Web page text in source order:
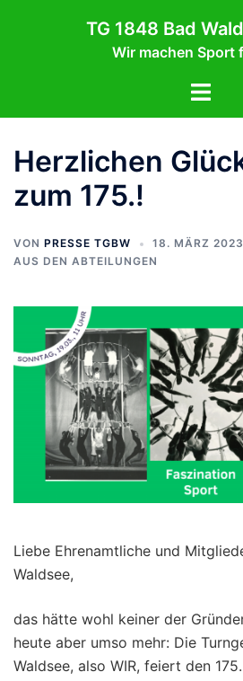
TG 1848 Bad
Wir machen Sport
Menü
Herzlichen
zum 175.!
VON PRESSE TGBW
18. MÄRZ 2023
AUS DEN ABTEILUNGEN
Liebe Ehrenamtliche und
Waldsee,
das hätte wohl keiner der
heute aber umso mehr: Die
Waldsee, also WIR, feiert den